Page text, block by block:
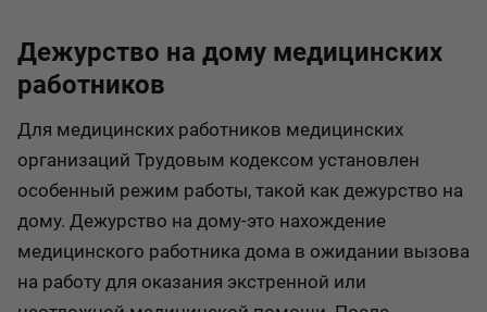
Дежурство на дому медицинских
работников
Для медицинских работников медицинских
организаций Трудовым кодексом установлен
особенный режим работы, такой как дежурство на
дому. Дежурство на дому-это нахождение
медицинского работника дома в ожидании вызова
на работу для оказания экстренной или